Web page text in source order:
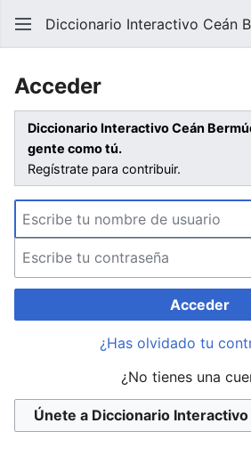
Diccionario Interactivo Ceán
Acceder
Diccionario Interactivo Ceán
gente como tú.
Regístrate para contribuir.
Acceder
¿Has olvidado tu
¿No tienes una
Únete a Diccionario